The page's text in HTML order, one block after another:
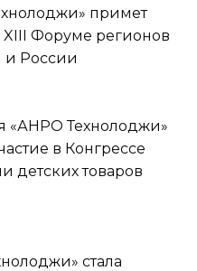
примет
XIII Форуме регионов
и России
«АНРО Технолоджи»
в Конгрессе
детских товаров
стала